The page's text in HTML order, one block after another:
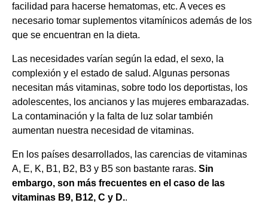
facilidad para hacerse hematomas, etc. A veces es
necesario tomar suplementos vitamínicos además de los
que se encuentran en la dieta.
Las necesidades varían según la edad, el sexo, la
complexión y el estado de salud. Algunas personas
necesitan más vitaminas, sobre todo los deportistas, los
adolescentes, los ancianos y las mujeres embarazadas.
La contaminación y la falta de luz solar también
aumentan nuestra necesidad de vitaminas.
En los países desarrollados, las carencias de vitaminas
A, E, K, B1, B2, B3 y B5 son bastante raras. Sin
embargo, son más frecuentes en el caso de las
vitaminas B9, B12, C y D..